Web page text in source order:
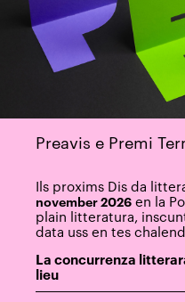
Preavis e Premi
Ils proxims Dis da
november 2026 en la
plain litteratura,
data uss en tes
La concurrenza
lieu